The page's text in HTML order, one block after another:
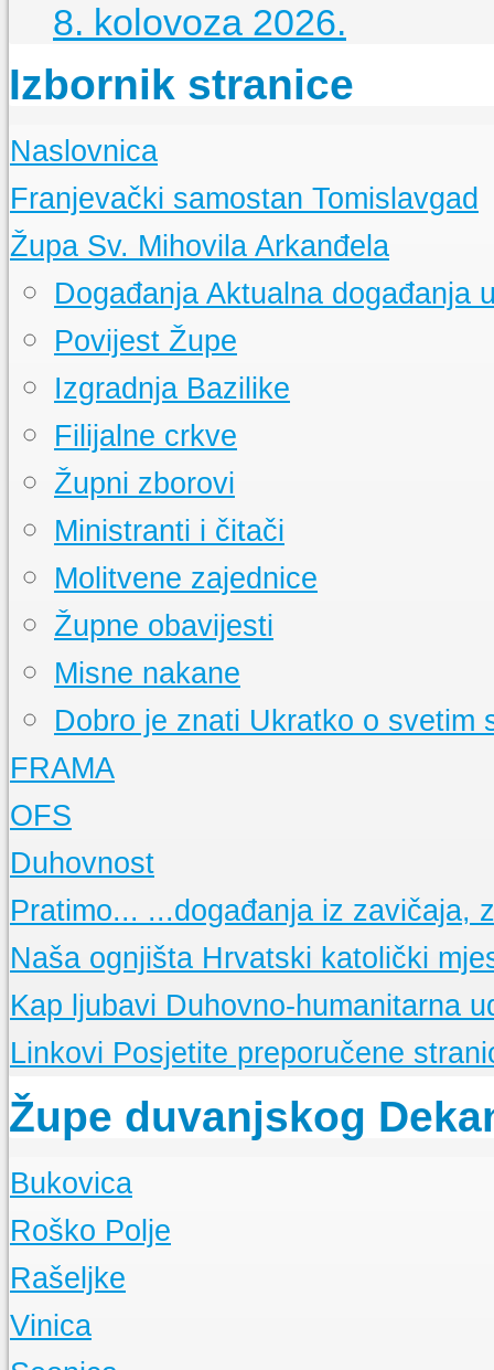
8. kolovoza 2026.
Izbornik stranice
Naslovnica
Franjevački samostan Tomislavgad
Kršćanstvo na duvanjskom području
Izgradnja samostana u Tomislavgradu
Samostanski arhiv
Župa Sv. Mihovila Arkanđela
Događanja Aktualna događanja
Povijest Župe
Izgradnja Bazilike
Filijalne crkve
Župni zborovi
Ministranti i čitači
Molitvene zajednice
Župne obavijesti
Misne nakane
Dobro je znati Ukratko o svetim
FRAMA
FRAMA s Vama
Prvi koraci duvanjske FRAME
Glasnici sv. Franje
Nešto o "maloj FRAMI"
La VernaGlasilo framaša iz Tomislavgrada
OFS
Što je OFSUkratko o redu
Duhovnost
Osnovne molitve
Nedjeljne propovijedi
Pratimo... ...događanja iz zavičaja,
Naša ognjišta Hrvatski katolički
Kap ljubavi Duhovno-humanitarna
Linkovi Posjetite preporučene
Župe duvanjskog
Bukovica
O Župi
Događanja
Roško Polje
O Župi
Događanja
Rašeljke
O Župi
Događanja
Vinica
O Župi